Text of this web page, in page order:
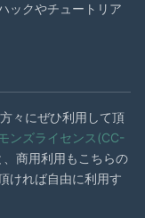
ックやチュートリア
々にぜひ利用して頂
ンズライセンス(CC-
商用利用もこちらの
ければ自由に利用す